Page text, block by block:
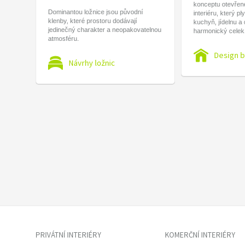
Dominantou ložnice jsou původní
klenby, které prostoru dodávají
jedinečný charakter a neopakovatelnou
atmosféru.
Návrhy ložnic
konceptu
interiéru, který
kuchyň, jídelnu a
harmonický celek.
Design
PRIVÁTNÍ INTERIÉRY
KOMERČNÍ INTERIÉRY